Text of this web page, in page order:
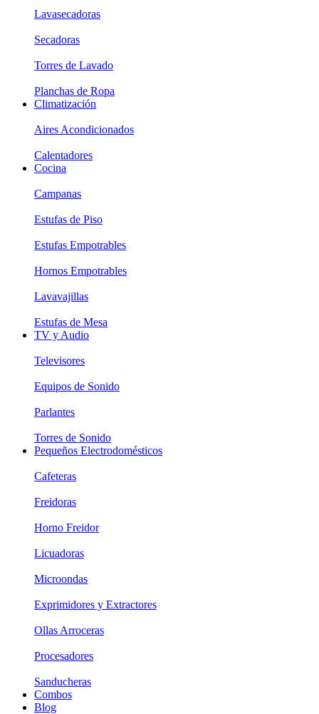
Lavasecadoras
Secadoras
Torres de Lavado
Planchas de Ropa
Climatización
Aires Acondicionados
Calentadores
Cocina
Campanas
Estufas de Piso
Estufas Empotrables
Hornos Empotrables
Lavavajillas
Estufas de Mesa
TV y Audio
Televisores
Equipos de Sonido
Parlantes
Torres de Sonido
Pequeños Electrodomésticos
Cafeteras
Freidoras
Horno Freidor
Licuadoras
Microondas
Exprimidores y Extractores
Ollas Arroceras
Procesadores
Sanducheras
Combos
Blog